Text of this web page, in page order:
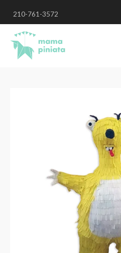
210-761-3572